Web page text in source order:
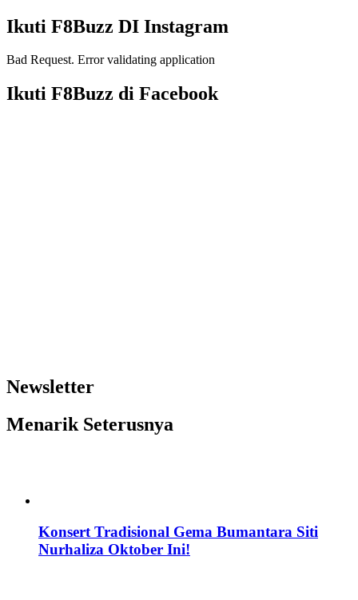
Ikuti F8Buzz DI Instagram
Bad Request. Error validating application
Ikuti F8Buzz di Facebook
Newsletter
Menarik Seterusnya
Konsert Tradisional Gema Bumantara Siti
Nurhaliza Oktober Ini!